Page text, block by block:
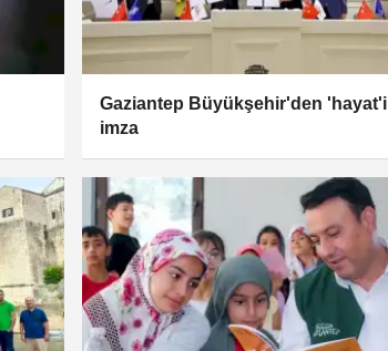
Gaziantep Büyükşehir'den 'hayat'i
imza